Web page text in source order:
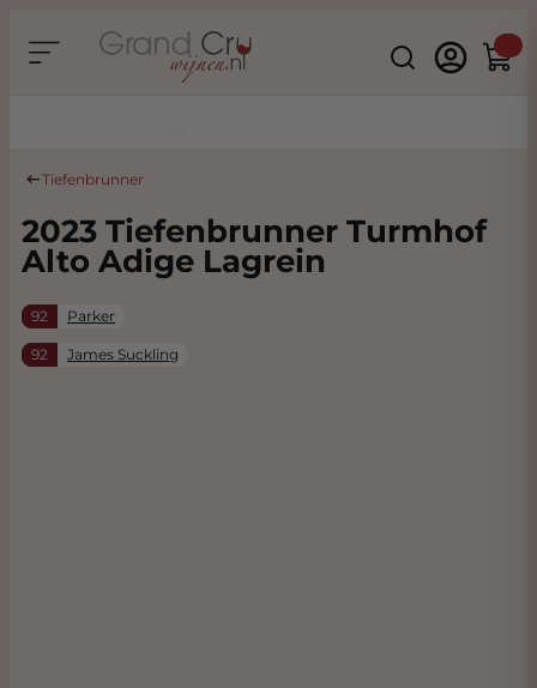
Search
Tiefenbrunner
2023 Tiefenbrunner Turmhof
Alto Adige Lagrein
92 Parker
92 James Suckling